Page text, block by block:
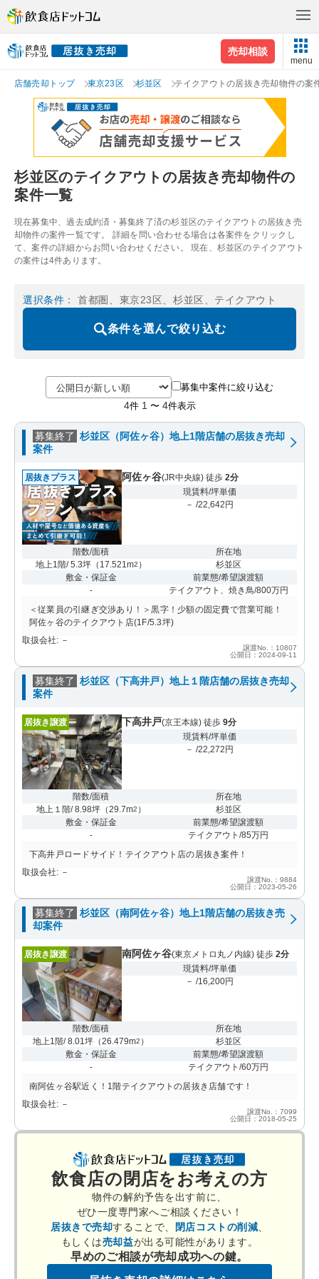
売却相談
menu
店舗売却トップ 東京23区 杉並区 テイクアウトの居抜き売却物件の案
杉並区のテイクアウトの居抜き売却物件の
案件一覧
現在募集中、過去成約済・募集終了済の杉並区のテイクアウトの居抜き売
却物件の案件一覧です。 詳細を問い合わせる場合は各案件をクリックし
て、案件の詳細からお問い合わせください。 現在、杉並区のテイクアウト
の案件は4件あります。
選択条件 ： 首都圏、東京23区、杉並区、テイクアウト
条件を選んで絞り込む
募集中案件に絞り込む
4件 1 〜 4件表示
募集終了 杉並区（阿佐ヶ谷）地上1階店舗の居抜き売却
案件
居抜きプラス 阿佐ヶ谷(JR中央線) 徒歩 2分
現賃料/坪単価
－ /22,642円
階数/面積
地上1階/ 5.3坪（ 17.521m2 ）
所在地
杉並区
敷金・保証金
-
前業態/希望譲渡額
テイクアウト、焼き鳥/800万円
＜従業員の引継ぎ交渉あり！＞黒字！少額の固定費で営業可能！
阿佐ヶ谷のテイクアウト店(1F/5.3坪)
取扱会社: －
譲渡No.：10807
公開日：2024-09-11
募集終了 杉並区（下高井戸）地上１階店舗の居抜き売却
案件
居抜き譲渡 下高井戸(京王本線) 徒歩 9分
現賃料/坪単価
－ /22,272円
階数/面積
地上１階/ 8.98坪（29.7m2 ）
所在地
杉並区
敷金・保証金
-
前業態/希望譲渡額
テイクアウト/85万円
下高井戸ロードサイド！テイクアウト店の居抜き案件！
取扱会社: －
譲渡No.：9884
公開日：2023-05-26
募集終了 杉並区（南阿佐ヶ谷）地上1階店舗の居抜き売
却案件
居抜き譲渡 南阿佐ヶ谷(東京メトロ丸ノ内線) 徒歩 2分
現賃料/坪単価
－ /16,200円
階数/面積
地上1階/ 8.01坪 （26.479m2 ）
所在地
杉並区
敷金・保証金
-
前業態/希望譲渡額
テイクアウト/60万円
南阿佐ヶ谷駅近く！1階テイクアウトの居抜き店舗です！
取扱会社: －
譲渡No.：7099
公開日：2018-05-25
飲食店の閉店をお考えの方
物件の解約予告を出す前に、
ぜひ一度専門家へご相談ください！
居抜きで売却することで、 閉店コストの削減
もしくは売却益が出る可能性があります。
早めのご相談が売却成功への鍵。